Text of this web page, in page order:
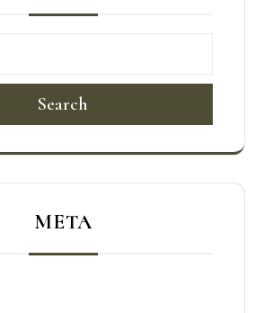
Search
META